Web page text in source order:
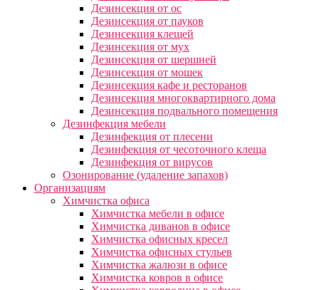
Дезинсекция от ос
Дезинсекция от пауков
Дезинсекция клещей
Дезинсекция от мух
Дезинсекция от шершней
Дезинсекция от мошек
Дезинсекция кафе и ресторанов
Дезинсекция многоквартирного дома
Дезинсекция подвального помещения
Дезинфекция мебели
Дезинфекция от плесени
Дезинфекция от чесоточного клеща
Дезинфекция от вирусов
Озонирование (удаление запахов)
Организациям
Химчистка офиса
Химчистка мебели в офисе
Химчистка диванов в офисе
Химчистка офисных кресел
Химчистка офисных стульев
Химчистка жалюзи в офисе
Химчистка ковров в офисе